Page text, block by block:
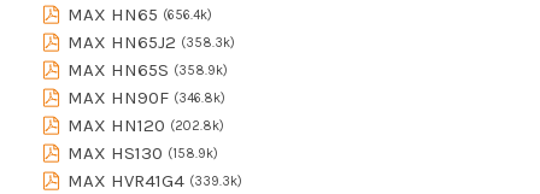
MAX HN65 (656.4k)
MAX HN65J2 (358.3k)
MAX HN65S (358.9k)
MAX HN90F (346.8k)
MAX HN120 (202.8k)
MAX HS130 (158.9k)
MAX HVR41G4 (339.3k)